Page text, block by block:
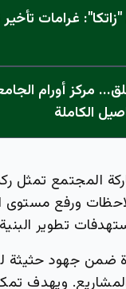
غرامات
الكاملة
المجتمع تمثل
ورفع مستوى
تطوير
ضمن جهود حثيثة
ويهدف